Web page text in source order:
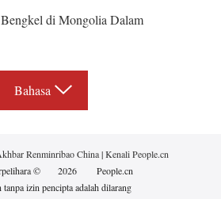
di Mongolia Dalam
Bahasa
Renminribao China|Kenali People.cn
©
2026
People.cn
tanpa izin pencipta adalah dilarang